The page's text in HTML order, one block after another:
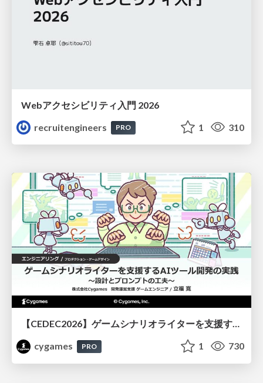
Webアクセシビリティ入門 2026
recruitengineers
PRO 1 310
【CEDEC2026】ゲームシナリオライターを支援するAIツール開発の実践 ― 設計とプロンプトの工夫 ―
cygames
PRO 1 730